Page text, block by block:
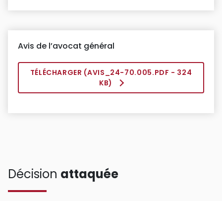
Avis de l’avocat général
TÉLÉCHARGER (AVIS_24-70.005.PDF - 324
KB)
Décision attaquée